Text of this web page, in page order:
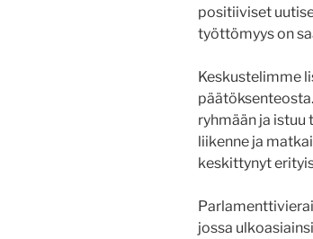
positiiviset
työttömyys on
Keskustelimme
ryhmään ja istuu
liikenne ja
keskittynyt
jossa